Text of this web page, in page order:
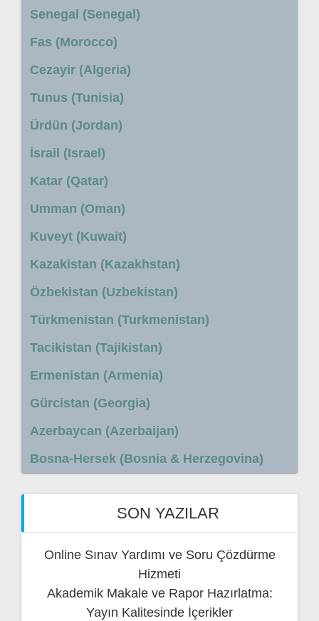
Senegal (Senegal)
Fas (Morocco)
Cezayir (Algeria)
Tunus (Tunisia)
Ürdün (Jordan)
İsrail (Israel)
Katar (Qatar)
Umman (Oman)
Kuveyt (Kuwait)
Kazakistan (Kazakhstan)
Özbekistan (Uzbekistan)
Türkmenistan (Turkmenistan)
Tacikistan (Tajikistan)
Ermenistan (Armenia)
Gürcistan (Georgia)
Azerbaycan (Azerbaijan)
Bosna-Hersek (Bosnia & Herzegovina)
SON YAZILAR
Online Sınav Yardımı ve Soru Çözdürme
Hizmeti
Akademik Makale ve Rapor Hazırlatma:
Yayın Kalitesinde İçerikler